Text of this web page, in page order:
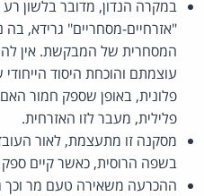
במקרה הנדון, מדובר בלשון
"אזרחיים-מסחריים" גרידא,
המסחרית של המבקשת. אין
עוצמתם והוכחת היסוד
פלונית, באופן שספק חמור
פלילית, מעבר לזו האזרחית.
מסקנה זו מתעצמת, לאור
בשפה הרוסית, כאשר קיים
ההכרעה משאירה טעם מר וכך